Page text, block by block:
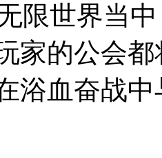
限世界当
家的公会
浴血奋战